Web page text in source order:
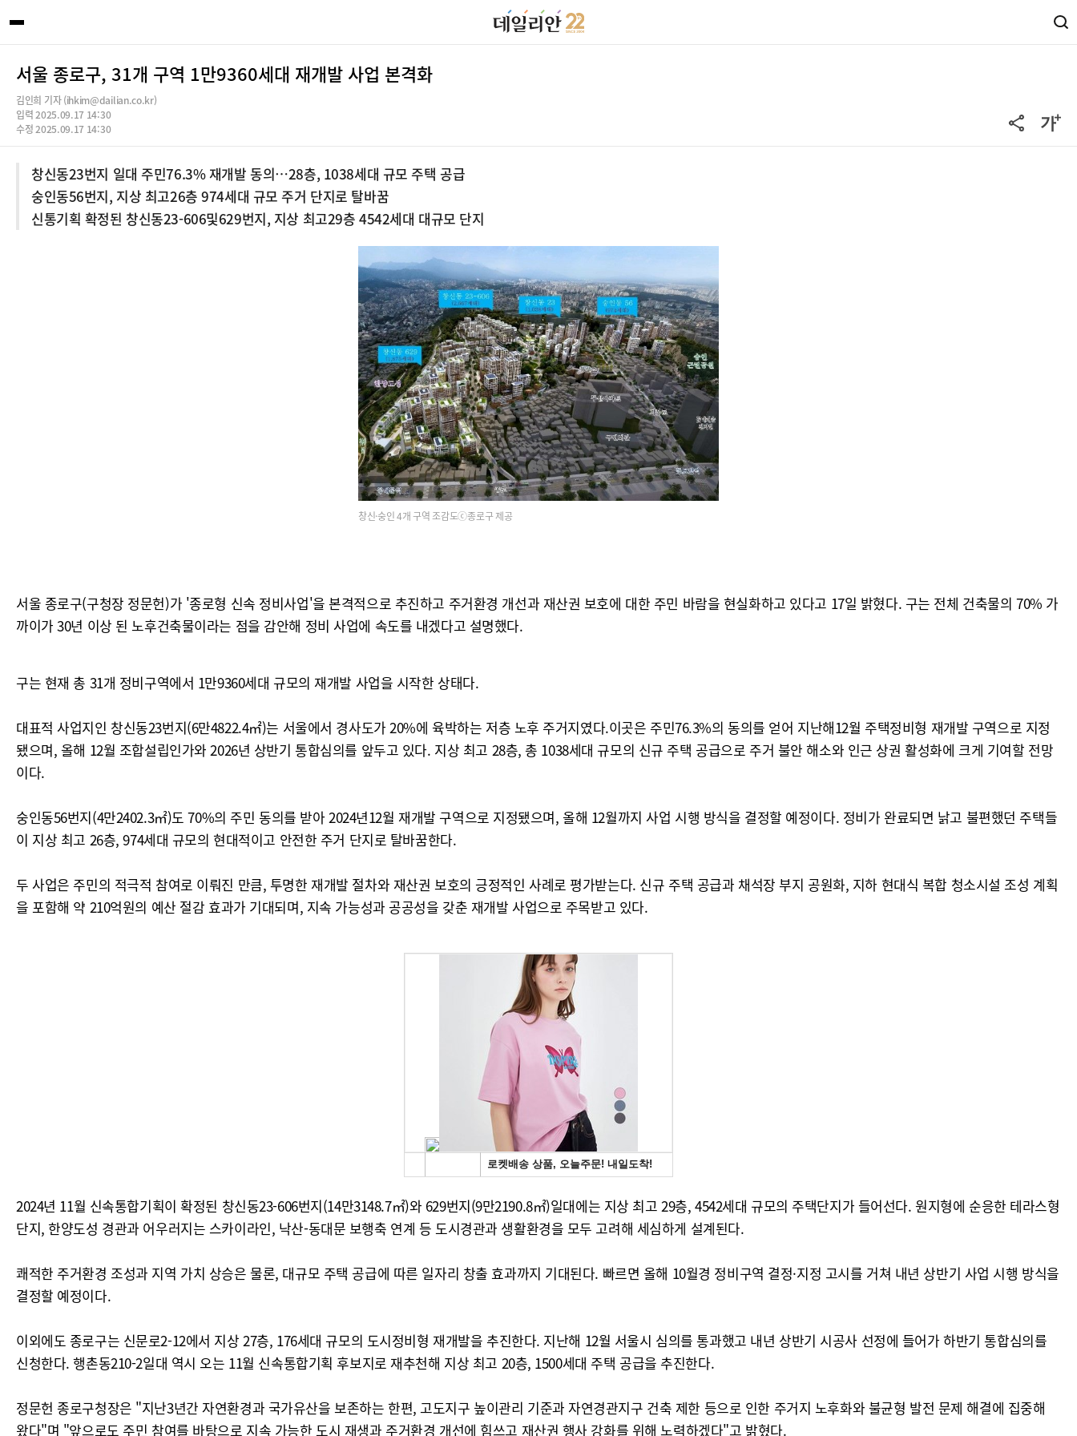
서울 종로구, 31개 구역 1만9360세대 재개발 사업 본격화
김인희 기자 (ihkim@dailian.co.kr)
입력 2025.09.17 14:30
수정 2025.09.17 14:30
창신동23번지 일대 주민76.3% 재개발 동의…28층, 1038세대 규모 주택 공급
숭인동56번지, 지상 최고26층 974세대 규모 주거 단지로 탈바꿈
신통기획 확정된 창신동23-606및629번지, 지상 최고29층 4542세대 대규모 단지
창신·숭인 4개 구역 조감도ⓒ종로구 제공
서울 종로구(구청장 정문헌)가 '종로형 신속 정비사업'을 본격적으로 추진하고 주거환경 개선과 재산권 보호에 대한 주민 바람을 현실화하고 있다고 17일 밝혔다. 구는 전체 건축물의 70% 가
까이가 30년 이상 된 노후건축물이라는 점을 감안해 정비 사업에 속도를 내겠다고 설명했다.
구는 현재 총 31개 정비구역에서 1만9360세대 규모의 재개발 사업을 시작한 상태다.
대표적 사업지인 창신동23번지(6만4822.4㎡)는 서울에서 경사도가 20%에 육박하는 저층 노후 주거지였다.이곳은 주민76.3%의 동의를 얻어 지난해12월 주택정비형 재개발 구역으로 지정
됐으며, 올해 12월 조합설립인가와 2026년 상반기 통합심의를 앞두고 있다. 지상 최고 28층, 총 1038세대 규모의 신규 주택 공급으로 주거 불안 해소와 인근 상권 활성화에 크게 기여할 전망
이다.
숭인동56번지(4만2402.3㎡)도 70%의 주민 동의를 받아 2024년12월 재개발 구역으로 지정됐으며, 올해 12월까지 사업 시행 방식을 결정할 예정이다. 정비가 완료되면 낡고 불편했던 주택들
이 지상 최고 26층, 974세대 규모의 현대적이고 안전한 주거 단지로 탈바꿈한다.
두 사업은 주민의 적극적 참여로 이뤄진 만큼, 투명한 재개발 절차와 재산권 보호의 긍정적인 사례로 평가받는다. 신규 주택 공급과 채석장 부지 공원화, 지하 현대식 복합 청소시설 조성 계획
을 포함해 약 210억원의 예산 절감 효과가 기대되며, 지속 가능성과 공공성을 갖춘 재개발 사업으로 주목받고 있다.
2024년 11월 신속통합기획이 확정된 창신동23-606번지(14만3148.7㎡)와 629번지(9만2190.8㎡)일대에는 지상 최고 29층, 4542세대 규모의 주택단지가 들어선다. 원지형에 순응한 테라스형
단지, 한양도성 경관과 어우러지는 스카이라인, 낙산-동대문 보행축 연계 등 도시경관과 생활환경을 모두 고려해 세심하게 설계된다.
쾌적한 주거환경 조성과 지역 가치 상승은 물론, 대규모 주택 공급에 따른 일자리 창출 효과까지 기대된다. 빠르면 올해 10월경 정비구역 결정·지정 고시를 거쳐 내년 상반기 사업 시행 방식을
결정할 예정이다.
이외에도 종로구는 신문로2-12에서 지상 27층, 176세대 규모의 도시정비형 재개발을 추진한다. 지난해 12월 서울시 심의를 통과했고 내년 상반기 시공사 선정에 들어가 하반기 통합심의를
신청한다. 행촌동210-2일대 역시 오는 11월 신속통합기획 후보지로 재추천해 지상 최고 20층, 1500세대 주택 공급을 추진한다.
정문헌 종로구청장은 "지난3년간 자연환경과 국가유산을 보존하는 한편, 고도지구 높이관리 기준과 자연경관지구 건축 제한 등으로 인한 주거지 노후화와 불균형 발전 문제 해결에 집중해
왔다"며 "앞으로도 주민 참여를 바탕으로 지속 가능한 도시 재생과 주거환경 개선에 힘쓰고 재산권 행사 강화를 위해 노력하겠다"고 밝혔다.